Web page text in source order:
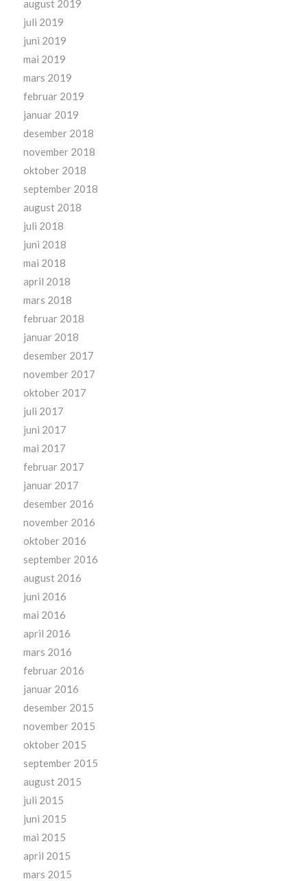
august 2019
juli 2019
juni 2019
mai 2019
mars 2019
februar 2019
januar 2019
desember 2018
november 2018
oktober 2018
september 2018
august 2018
juli 2018
juni 2018
mai 2018
april 2018
mars 2018
februar 2018
januar 2018
desember 2017
november 2017
oktober 2017
juli 2017
juni 2017
mai 2017
februar 2017
januar 2017
desember 2016
november 2016
oktober 2016
september 2016
august 2016
juni 2016
mai 2016
april 2016
mars 2016
februar 2016
januar 2016
desember 2015
november 2015
oktober 2015
september 2015
august 2015
juli 2015
juni 2015
mai 2015
april 2015
mars 2015